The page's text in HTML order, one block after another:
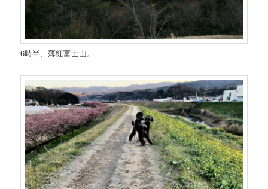
6時半、薄紅富士山。